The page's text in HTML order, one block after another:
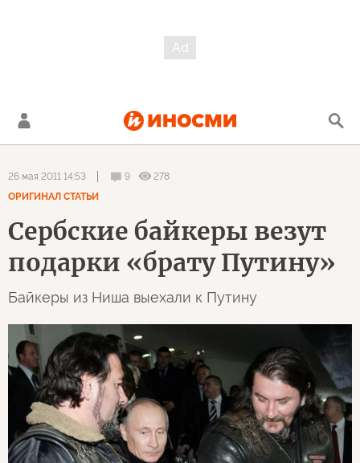
26 мая 2011 14:53 9
278
ОРИГИНАЛ СТАТЬИ
Сербские байкеры везут
подарки «брату Путину»
Байкеры из Ниша выехали к Путину